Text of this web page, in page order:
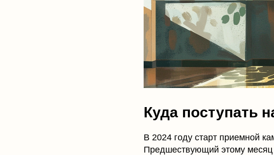
Куда поступать
В 2024 году старт приемной
Предшествующий этому месяц